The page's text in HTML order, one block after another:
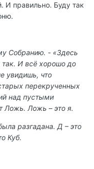
И правильно. Буду так
Собранию. - «Здесь
так. И всё хорошо до
увидишь, что
перекрученных
над пустыми
Ложь. Ложь – это я.
разгадана. Д – это
Куб.